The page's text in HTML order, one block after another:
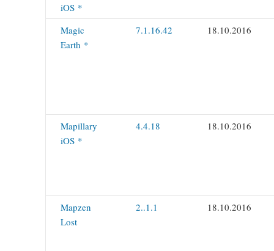
iOS *
Magic
Earth *
7.1.16.42 18.10.2016
Mapillary
iOS *
4.4.18 18.10.2016
Mapzen
Lost
2..1.1 18.10.2016